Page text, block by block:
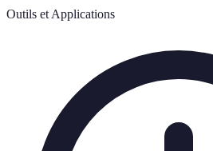
Outils et Applications